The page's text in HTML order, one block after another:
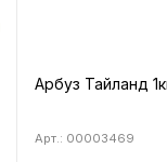
Арбуз Тайланд
Арт.: 00003469